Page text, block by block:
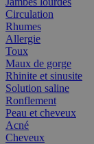
Circulation
Rhumes
Allergie
Toux
Maux de gorge
Rhinite et sinusite
Solution saline
Ronflement
Peau et cheveux
Acné
Cheveux